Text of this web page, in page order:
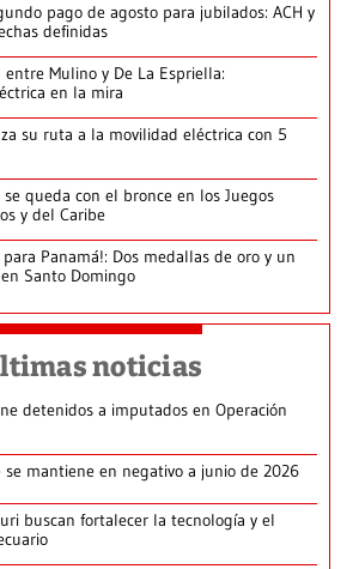
pago de agosto para jubilados: ACH y
definidas
Mulino y De La Espriella:
en la mira
su ruta a la movilidad eléctrica con 5
se queda con el bronce en los Juegos
y del Caribe
para Panamá!: Dos medallas de oro y un
Santo Domingo
noticias
detenidos a imputados en Operación
se mantiene en negativo a junio de 2026
buscan fortalecer la tecnología y el